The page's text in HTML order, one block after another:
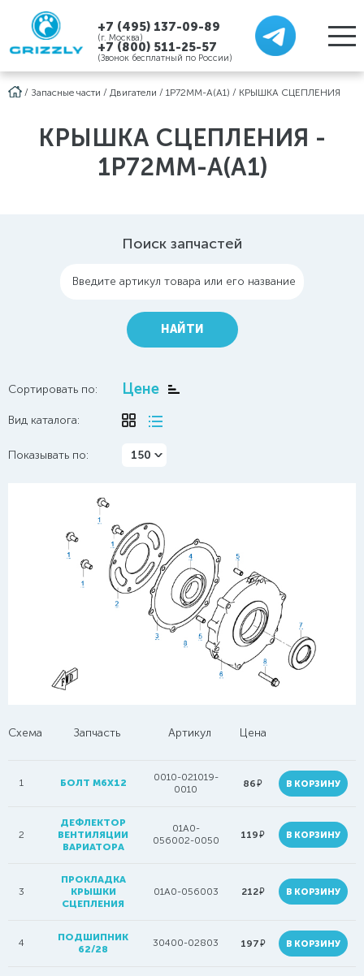
+7 (495) 137-09-89
(г. Москва)
+7 (800) 511-25-57
(Звонок бесплатный по России)
/ Запасные части / Двигатели / 1P72MM-A(A1) / КРЫШКА СЦЕПЛЕНИЯ
КРЫШКА СЦЕПЛЕНИЯ -
1P72MM-A(A1)
Поиск запчастей
Введите артикул товара или его название
НАЙТИ
Сортировать по: Цене
Вид каталога:
Показывать по: 150
Схема Запчасть Артикул Цена
1 БОЛТ M6Х12
0010-021019-
0010
86руб. В КОРЗИНУ
2
ДЕФЛЕКТОР
ВЕНТИЛЯЦИИ
ВАРИАТОРА
01A0-
056002-0050
119руб. В КОРЗИНУ
3
ПРОКЛАДКА
КРЫШКИ
СЦЕПЛЕНИЯ
01A0-056003 212руб. В КОРЗИНУ
4
ПОДШИПНИК
62/28
30400-02803 197руб. В КОРЗИНУ